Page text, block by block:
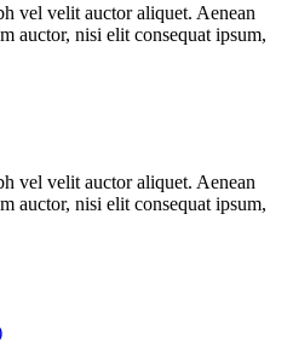
vel velit auctor aliquet. Aenean
auctor, nisi elit consequat ipsum,
vel velit auctor aliquet. Aenean
auctor, nisi elit consequat ipsum,